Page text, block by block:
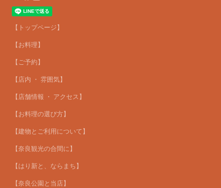
【トップページ】
【お料理】
【ご予約】
【店内 ・ 雰囲気】
【店舗情報 ・ アクセス】
【お料理の選び方】
【建物とご利用について】
【奈良観光の合間に】
【はり新と、ならまち】
【奈良公園と当店】